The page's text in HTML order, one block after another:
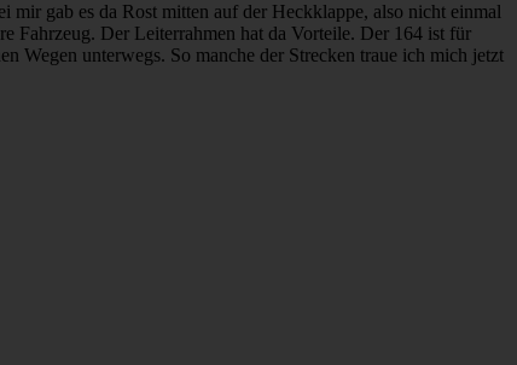
gab es da Rost mitten auf der Heckklappe, also nicht einmal
Fahrzeug. Der Leiterrahmen hat da Vorteile. Der 164 ist für
Wegen unterwegs. So manche der Strecken traue ich mich jetzt